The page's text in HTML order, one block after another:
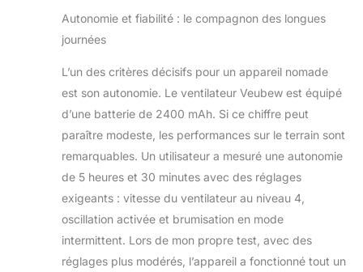
supplémentaires de
l'utilisateur. Les
buses de 2 mm
offrent une brume
plus fine pour un
doux. Cette
flexibilité répond à
divers besoins,
améliorant votre
Base étendue et
élément filtrant
Autonomie et fiabilité : le compagnon des longues
journées
L’un des critères décisifs pour un appareil nomade
est son autonomie. Le ventilateur Veubew est équipé
d’une batterie de 2400 mAh. Si ce chiffre peut
paraître modeste, les performances sur le terrain sont
remarquables. Un utilisateur a mesuré une autonomie
de 5 heures et 30 minutes avec des réglages
exigeants : vitesse du ventilateur au niveau 4,
oscillation activée et brumisation en mode
intermittent. Lors de mon propre test, avec des
réglages plus modérés, l’appareil a fonctionné tout un